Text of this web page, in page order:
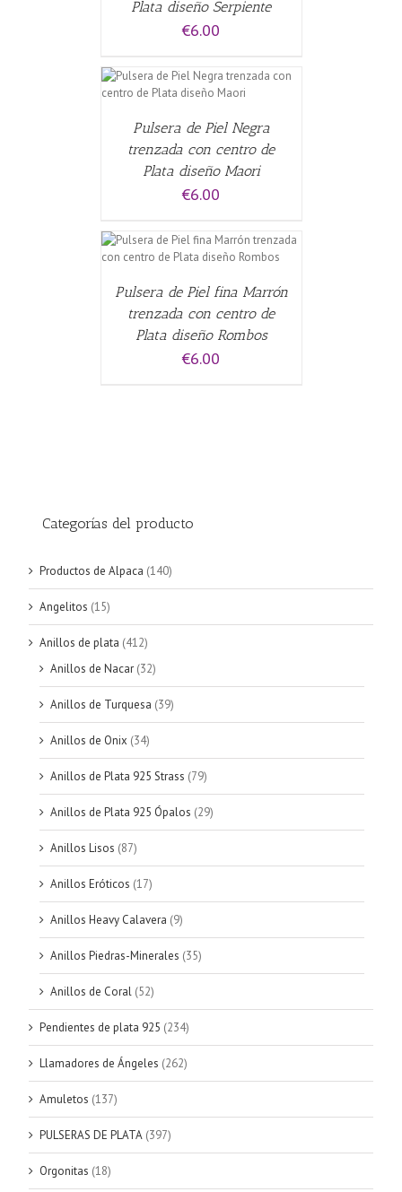
Plata diseño Serpiente
€6.00
Pulsera de Piel Negra
trenzada con centro de
Plata diseño Maori
€6.00
Pulsera de Piel fina Marrón
trenzada con centro de
Plata diseño Rombos
€6.00
Categorías del producto
Productos de Alpaca (140)
Angelitos (15)
Anillos de plata (412)
Anillos de Nacar (32)
Anillos de Turquesa (39)
Anillos de Onix (34)
Anillos de Plata 925 Strass (79)
Anillos de Plata 925 Ópalos (29)
Anillos Lisos (87)
Anillos Eróticos (17)
Anillos Heavy Calavera (9)
Anillos Piedras-Minerales (35)
Anillos de Coral (52)
Pendientes de plata 925 (234)
Llamadores de Ángeles (262)
Amuletos (137)
PULSERAS DE PLATA (397)
Orgonitas (18)